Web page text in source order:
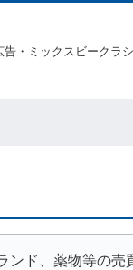
告・ミックスビークラ
ンド、薬物等の売